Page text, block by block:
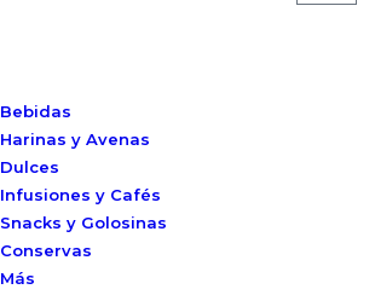
Bebidas
Harinas y Avenas
Dulces
Infusiones y Cafés
Snacks y Golosinas
Conservas
Más